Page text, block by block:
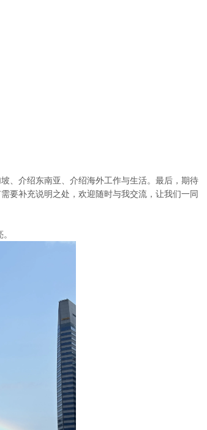
、介绍东南亚、介绍海外工作与生活。最后，期待
要补充说明之处，欢迎随时与我交流，让我们一同